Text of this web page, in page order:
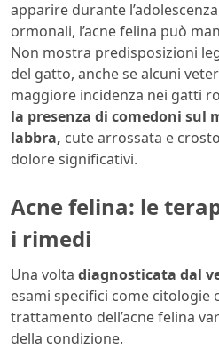
apparire durante
ormonali, l’acne felina può
Non mostra predisposizioni
del gatto, anche se alcuni
maggiore incidenza nei gatti
la presenza di comedoni sul
labbra, cute arrossata e
dolore significativi.
Acne felina: le
i rimedi
Una volta diagnosticata dal
esami specifici come citologie
trattamento dell’acne felina
della condizione.